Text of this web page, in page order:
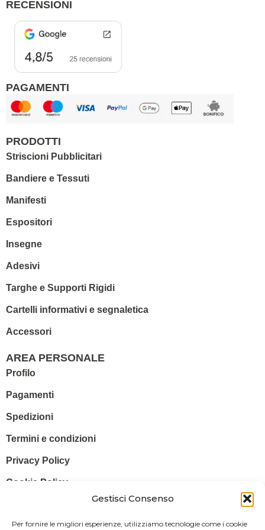
Gestisci Consenso
Per fornire le migliori esperienze, utilizziamo tecnologie come i cookie
RECENSIONI
PAGAMENTI
PRODOTTI
Striscioni Pubblicitari
Bandiere e Tessuti
Manifesti
Espositori
Insegne
Adesivi
Targhe e Supporti Rigidi
Cartelli informativi e segnaletica
Accessori
AREA PERSONALE
Profilo
Pagamenti
Spedizioni
Termini e condizioni
Privacy Policy
Cookie Policy